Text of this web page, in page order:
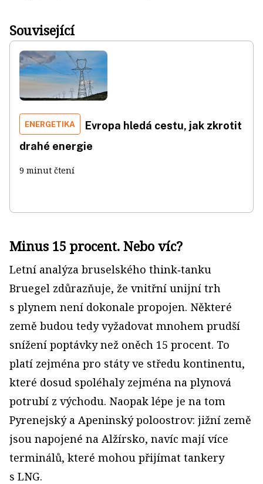
Související
ENERGETIKA
Evropa hledá cestu, jak zkrotit
drahé energie
9 minut čtení
Minus 15 procent. Nebo víc?
Letní analýza bruselského think‑tanku
Bruegel zdůrazňuje, že vnitřní unijní trh
s plynem není dokonale propojen. Některé
země budou tedy vyžadovat mnohem prudší
snížení poptávky než oněch 15 procent. To
platí zejména pro státy ve středu kontinentu,
které dosud spoléhaly zejména na plynová
potrubí z východu. Naopak lépe je na tom
Pyrenejský a Apeninský poloostrov: jižní země
jsou napojené na Alžírsko, navíc mají více
terminálů, které mohou přijímat tankery
s LNG.